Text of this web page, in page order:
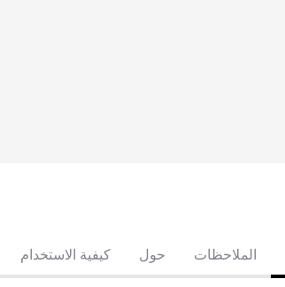
الملاحظات حول كيفية الاستخدام